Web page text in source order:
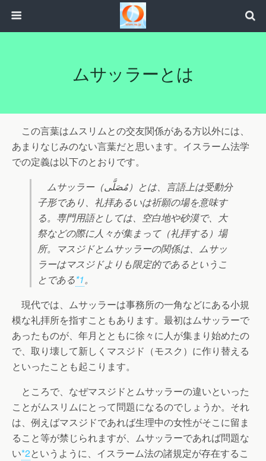
ムサッラーとは
この言葉はムスリムとの交友関係がある方以外には、
あまりなじみのない言葉だと思います。イスラーム法学
での定義は以下のとおりです。
ムサッラー（مُصَلَّى）とは、言語上は受動分
子形であり、礼拝あるいは祈願の場を意味す
る。専門用語としては、空白地や砂漠で、大
祭などの際に人々が集まって（礼拝する）場
所。マスジドとムサッラーの関係は、ムサッ
ラーはマスジドよりも限定的であるというこ
とである*1。
現代では、ムサッラーは事務所の一角などにある小規
模な礼拝所を指すこともあります。最初はムサッラーで
あったものが、年月とともに徐々に人が集まり始めたの
で、取り壊して新しくマスジド（モスク）に作り替える
といったことも起こります。
ところで、なぜマスジドとムサッラーの違いといった
ことがムスリムにとって問題になるのでしょうか。それ
は、例えばマスジドであれば生理中の女性がそこに留ま
ること等が禁じられますが、ムサッラーであれば問題な
い*2というように、イスラーム法の諸規定が存在するこ